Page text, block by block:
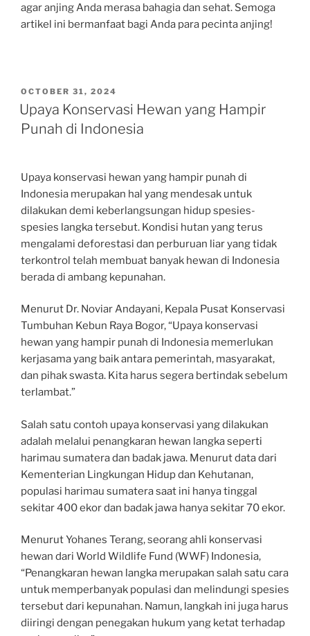
agar anjing Anda merasa bahagia dan sehat. Semoga
artikel ini bermanfaat bagi Anda para pecinta anjing!
POSTED
ON
OCTOBER 31, 2024
Upaya Konservasi Hewan yang Hampir
Punah di Indonesia
Upaya konservasi hewan yang hampir punah di
Indonesia merupakan hal yang mendesak untuk
dilakukan demi keberlangsungan hidup spesies-
spesies langka tersebut. Kondisi hutan yang terus
mengalami deforestasi dan perburuan liar yang tidak
terkontrol telah membuat banyak hewan di Indonesia
berada di ambang kepunahan.
Menurut Dr. Noviar Andayani, Kepala Pusat Konservasi
Tumbuhan Kebun Raya Bogor, “Upaya konservasi
hewan yang hampir punah di Indonesia memerlukan
kerjasama yang baik antara pemerintah, masyarakat,
dan pihak swasta. Kita harus segera bertindak sebelum
terlambat.”
Salah satu contoh upaya konservasi yang dilakukan
adalah melalui penangkaran hewan langka seperti
harimau sumatera dan badak jawa. Menurut data dari
Kementerian Lingkungan Hidup dan Kehutanan,
populasi harimau sumatera saat ini hanya tinggal
sekitar 400 ekor dan badak jawa hanya sekitar 70 ekor.
Menurut Yohanes Terang, seorang ahli konservasi
hewan dari World Wildlife Fund (WWF) Indonesia,
“Penangkaran hewan langka merupakan salah satu cara
untuk memperbanyak populasi dan melindungi spesies
tersebut dari kepunahan. Namun, langkah ini juga harus
diiringi dengan penegakan hukum yang ketat terhadap